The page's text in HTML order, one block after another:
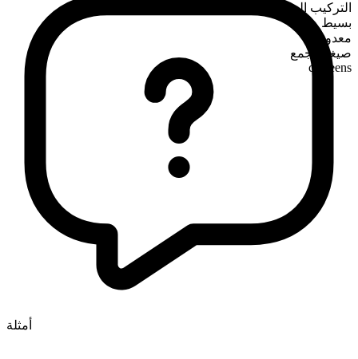
التركيب الصرفي
بسيط
معدود
صيغة الجمع
canteens
أمثلة